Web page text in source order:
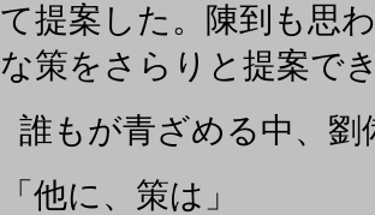
て提案した。陳到も思
な策をさらりと提案で
誰もが青ざめる中、
「他に、策は」